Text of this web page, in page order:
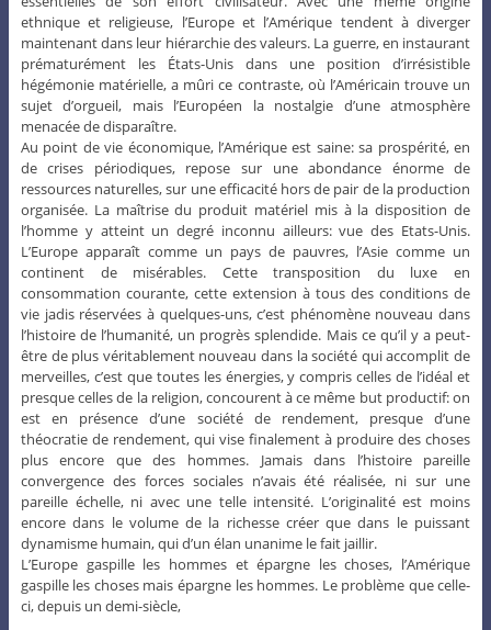
ethnique et religieuse, l’Europe et l’Amérique tendent à diverger
maintenant dans leur hiérarchie des valeurs. La guerre, en instaurant
prématurément les États-Unis dans une position d’irrésistible
hégémonie matérielle, a mûri ce contraste, où l’Américain trouve un
sujet d’orgueil, mais l’Européen la nostalgie d’une atmosphère
menacée de disparaître.
Au point de vie économique, l’Amérique est saine: sa prospérité, en
de crises périodiques, repose sur une abondance énorme de
ressources naturelles, sur une efficacité hors de pair de la production
organisée. La maîtrise du produit matériel mis à la disposition de
l’homme y atteint un degré inconnu ailleurs: vue des Etats-Unis.
L’Europe apparaît comme un pays de pauvres, l’Asie comme un
continent de misérables. Cette transposition du luxe en
consommation courante, cette extension à tous des conditions de
vie jadis réservées à quelques-uns, c’est phénomène nouveau dans
l’histoire de l’humanité, un progrès splendide. Mais ce qu’il y a peut-
être de plus véritablement nouveau dans la société qui accomplit de
merveilles, c’est que toutes les énergies, y compris celles de l’idéal et
presque celles de la religion, concourent à ce même but productif: on
est en présence d’une société de rendement, presque d’une
théocratie de rendement, qui vise finalement à produire des choses
plus encore que des hommes. Jamais dans l’histoire pareille
convergence des forces sociales n’avais été réalisée, ni sur une
pareille échelle, ni avec une telle intensité. L’originalité est moins
encore dans le volume de la richesse créer que dans le puissant
dynamisme humain, qui d’un élan unanime le fait jaillir.
L’Europe gaspille les hommes et épargne les choses, l’Amérique
gaspille les choses mais épargne les hommes. Le problème que celle-
ci, depuis un demi-siècle,